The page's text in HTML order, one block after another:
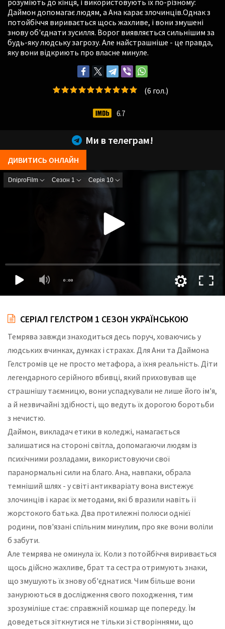
розуміють до кінця, і використовують їх по-різному:
Даймон допомагає людям, а Ана карає злочинців.Однак з
потойбіччя виривається щось жахливе, і вони змушені
знову об'єднати зусилля. Ворог виявляється сильнішим за
будь-яку людську загрозу. Але найстрашніше - це правда,
яку вони відкриють про власне минуле.
(6 гол.)
6.7
Ми в телеграм!
ДИВИТИСЬ ОНЛАЙН
СЕРІАЛ ГЕЛСТРОМ 1 СЕЗОН УКРАЇНСЬКОЮ
Темрява завжди знаходиться десь поруч, ховаючись у
людських вчинках, думках і страхах. Для Ани та Даймона
Гелстромів це не просто метафора, а їхня реальність. Діти
легендарного серійного вбивці, який приховував ще
страшнішу таємницю, вони успадкували не лише його ім'я,
а й незвичайні здібності, що ведуть їх дорогою боротьби
з нечистю.
Даймон, викладач етики в коледжі, намагається
залишатися на стороні світла, допомагаючи людям із
психічними розладами, використовуючи свої
паранормальні сили на благо. Ана, навпаки, обрала
темніший шлях - у світі антикваріату вона вистежує
злочинців і карає їх методами, які б вразили навіть її
жорстокого батька. Два протилежні полюси однієї
родини, пов'язані спільним минулим, про яке вони воліли
б забути.
Але темрява не оминула їх. Коли з потойбіччя виривається
щось дійсно жахливе, брат та сестра отримують знаки,
що змушують їх знову об'єднатися. Чим більше вони
занурюються в дослідження свого походження, тим
зрозуміліше стає: справжній кошмар ще попереду. Їм
доведеться зіткнутися не тільки зі створіннями, що